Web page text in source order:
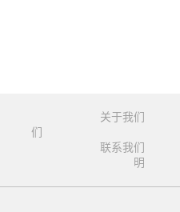
关于我们
们
联系我们
明